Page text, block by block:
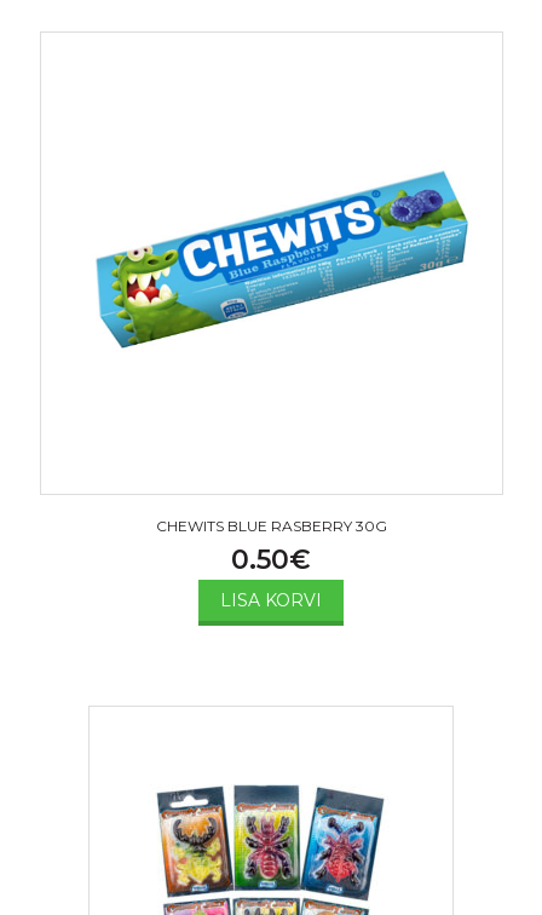
CHEWITS BLUE RASBERRY 30G
0.50€
LISA KORVI